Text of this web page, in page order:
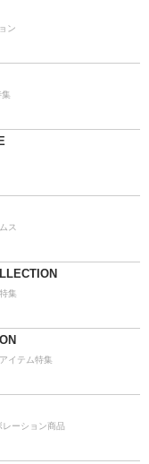
ン
集
ス
集
イテム特集
ーション商品